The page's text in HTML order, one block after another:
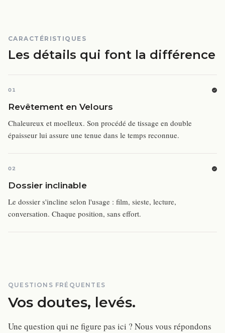
CARACTÉRISTIQUES
Les détails qui font la différence
01
Revêtement en Velours
Chaleureux et moelleux. Son procédé de tissage en double
épaisseur lui assure une tenue dans le temps reconnue.
02
Dossier inclinable
Le dossier s'incline selon l'usage : film, sieste, lecture,
conversation. Chaque position, sans effort.
QUESTIONS FRÉQUENTES
Vos doutes, levés.
Une question qui ne figure pas ici ? Nous vous répondons